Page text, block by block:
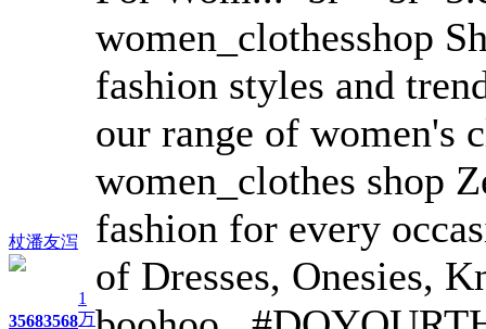
杖潘友泻
35683568
1
万
women_clothesshop
fashion styles and
our range of women's
women_clothes shop
fashion for every
of Dresses, Onesies,